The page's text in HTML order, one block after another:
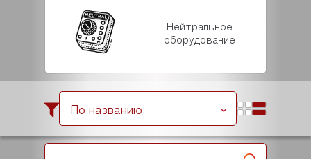
Нейтральное
оборудование
По названию